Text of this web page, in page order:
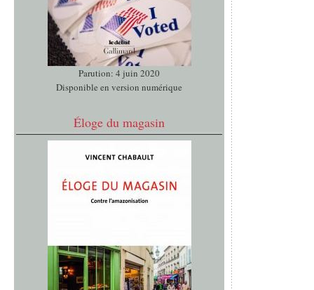
Parution: 4 juin 2020
Disponible en version numérique
Éloge du magasin